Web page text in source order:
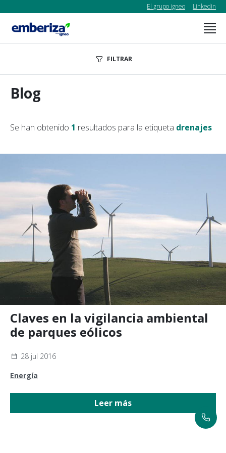
El grupo igneo Linkedin
FILTRAR
Blog
Se han obtenido 1 resultados para la etiqueta drenajes
Claves en la vigilancia ambiental
de parques eólicos
28 jul 2016
Energía
Leer más